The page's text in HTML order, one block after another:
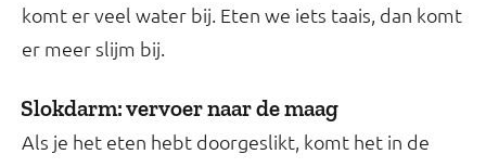
komt er veel water bij. Eten we iets taais, dan komt
er meer slijm bij.
Slokdarm: vervoer naar de maag
Als je het eten hebt doorgeslikt, komt het in de